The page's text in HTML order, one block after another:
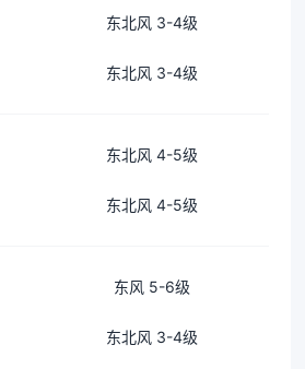
东北风 3-4级
东北风 3-4级
东北风 4-5级
东北风 4-5级
东风 5-6级
东北风 3-4级